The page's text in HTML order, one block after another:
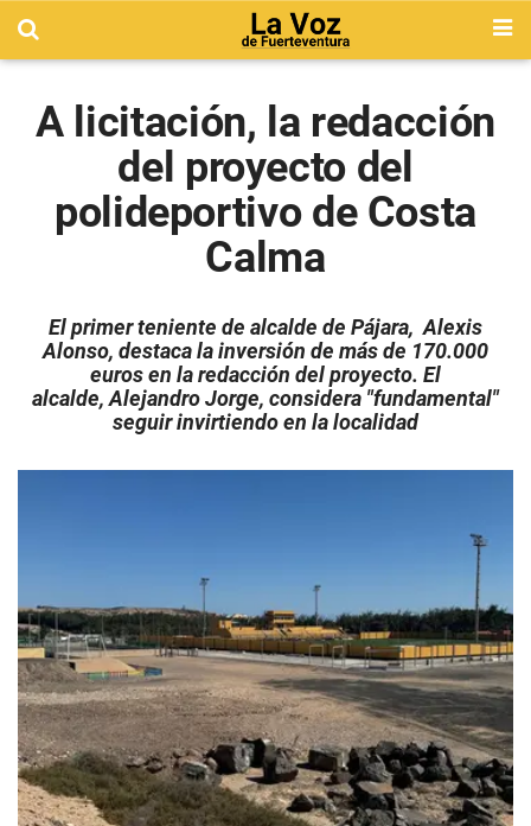
A licitación, la redacción
del proyecto del
polideportivo de Costa
Calma
El primer teniente de alcalde de Pájara, Alexis
Alonso, destaca la inversión de más de 170.000
euros en la redacción del proyecto. El
alcalde,Alejandro Jorge, considera "fundamental"
seguir invirtiendo en la localidad